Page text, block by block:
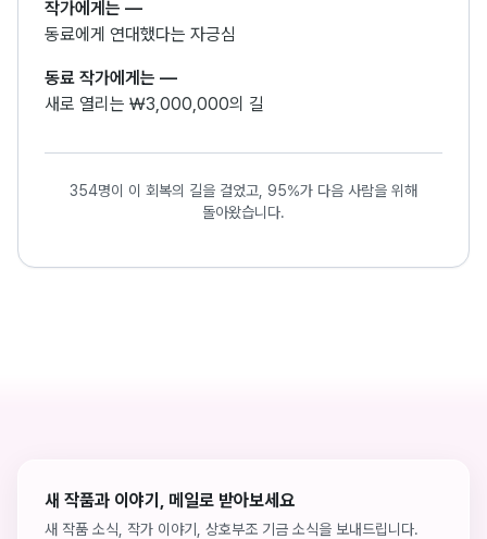
작가에게는 —
동료에게 연대했다는 자긍심
동료 작가에게는 —
새로 열리는 ₩3,000,000의 길
354명이 이 회복의 길을 걸었고, 95%가 다음 사람을 위해
돌아왔습니다.
새 작품과 이야기, 메일로 받아보세요
새 작품 소식, 작가 이야기, 상호부조 기금 소식을 보내드립니다.